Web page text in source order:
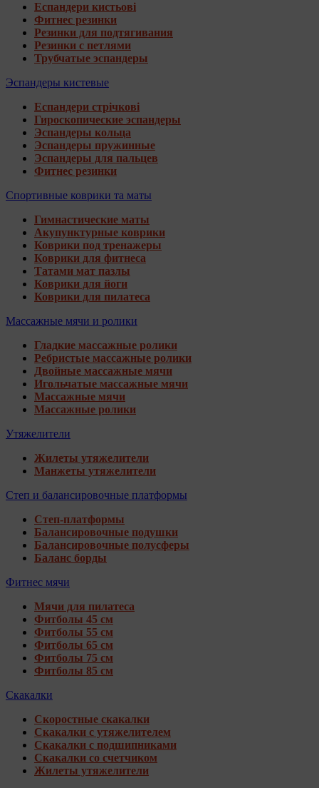
Еспандери кистьові
Фитнес резинки
Резинки для подтягивания
Резинки с петлями
Трубчатые эспандеры
Эспандеры кистевые
Еспандери стрічкові
Гироскопические эспандеры
Эспандеры кольца
Эспандеры пружинные
Эспандеры для пальцев
Фитнес резинки
Спортивные коврики та маты
Гимнастические маты
Акупунктурные коврики
Коврики под тренажеры
Коврики для фитнеса
Татами мат пазлы
Коврики для йоги
Коврики для пилатеса
Массажные мячи и ролики
Гладкие массажные ролики
Ребристые массажные ролики
Двойные массажные мячи
Игольчатые массажные мячи
Массажные мячи
Массажные ролики
Утяжелители
Жилеты утяжелители
Манжеты утяжелители
Степ и балансировочные платформы
Степ-платформы
Балансировочные подушки
Балансировочные полусферы
Баланс борды
Фитнес мячи
Мячи для пилатеса
Фитболы 45 см
Фитболы 55 см
Фитболы 65 см
Фитболы 75 см
Фитболы 85 см
Скакалки
Скоростные скакалки
Скакалки с утяжелителем
Скакалки с подшипниками
Скакалки со счетчиком
Жилеты утяжелители